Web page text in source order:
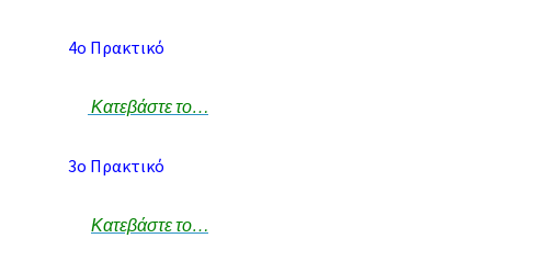
4ο Πρακτικό
Κατεβάστε το…
3ο Πρακτικό
Κατεβάστε το…